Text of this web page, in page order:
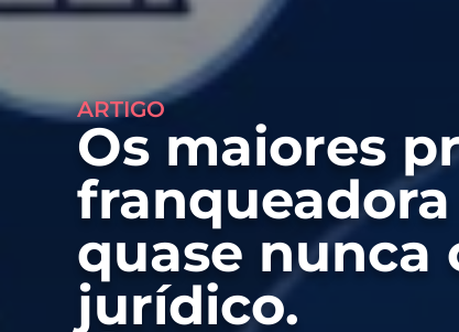
ARTIGO
Os maiores
quase nunca
jurídico.